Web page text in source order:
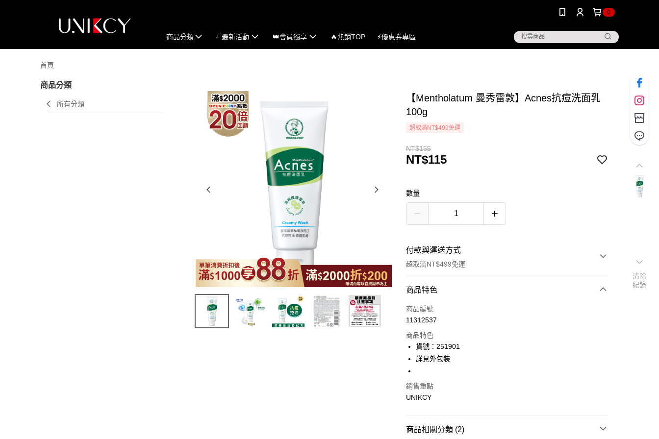
0
商品分類 ☄最新活動 👑會員獨享 🔥熱銷TOP ⚡優惠券專區
首頁
商品分類
所有分類
【Mentholatum 曼秀雷敦】Acnes抗痘洗面乳
100g
超取滿NT$499免運
NT$155
NT$115
數量
付款與運送方式
超取滿NT$499免運
付款方式
icash Pay
超商取貨付款
LINE Pay
街口支付
Google Pay
商品特色
商品編號
11312537
商品特色
貨號：251901
詳見外包裝
銷售重點
UNIKCY
商品相關分類 (2)
清除
紀錄